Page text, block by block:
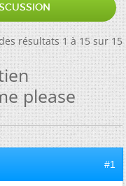
résultats 1 à 15 sur 15
please
#1